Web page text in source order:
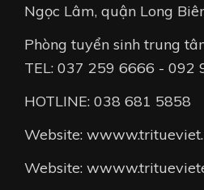
Ngọc Lâm, quận Long
Phòng tuyển sinh trung
TEL: 037 259 6666 - 092
HOTLINE: 038 681 5858
Website:
Website: